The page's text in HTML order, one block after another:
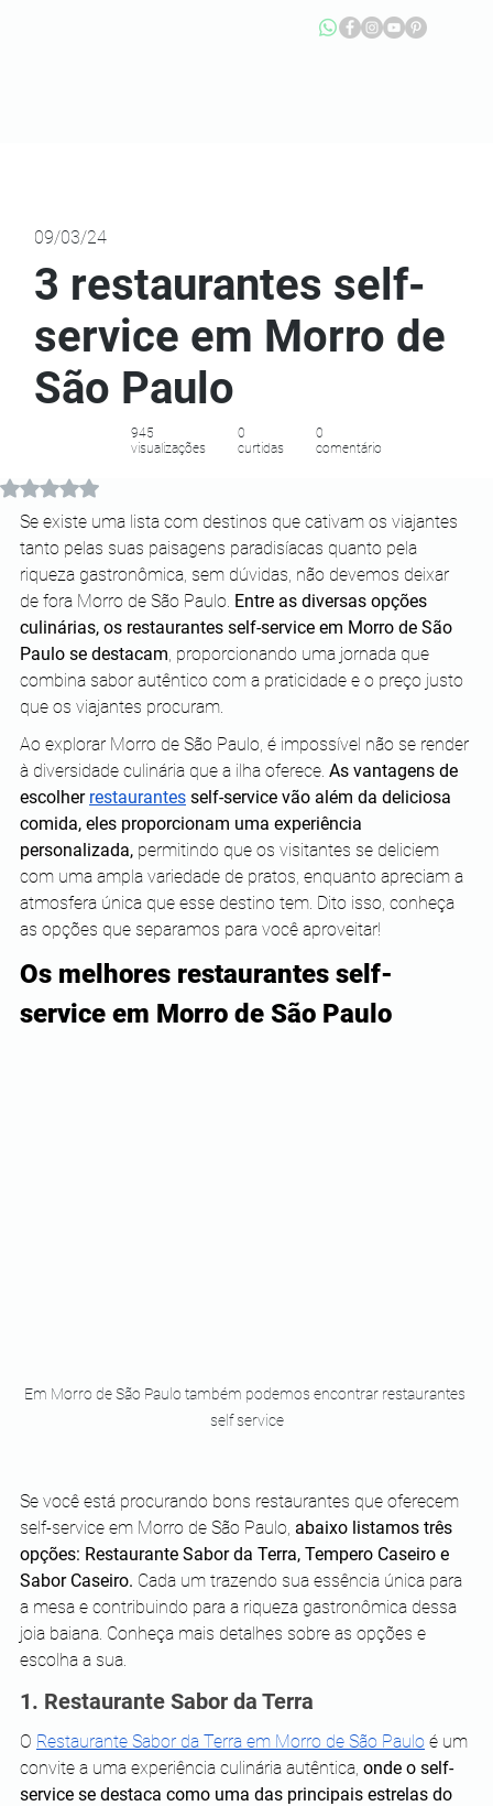
Avaliado com NaN de 5 estrelas.
Se existe uma lista com destinos que cativam os viajantes
tanto pelas suas paisagens paradisíacas quanto pela
riqueza gastronômica, sem dúvidas, não devemos deixar
de fora Morro de São Paulo. Entre as diversas opções
culinárias, os restaurantes self-service em Morro de São
Paulo se destacam, proporcionando uma jornada que
combina sabor autêntico com a praticidade e o preço justo
que os viajantes procuram.
Ao explorar Morro de São Paulo, é impossível não se render
à diversidade culinária que a ilha oferece. As vantagens de
escolher restaurantes self-service vão além da deliciosa
comida, eles proporcionam uma experiência
personalizada, permitindo que os visitantes se deliciem
com uma ampla variedade de pratos, enquanto apreciam a
atmosfera única que esse destino tem. Dito isso, conheça
as opções que separamos para você aproveitar!
Os melhores restaurantes self-
service em Morro de São Paulo
Em Morro de São Paulo também podemos encontrar restaurantes
self service
Se você está procurando bons restaurantes que oferecem
self-service em Morro de São Paulo, abaixo listamos três
opções: Restaurante Sabor da Terra, Tempero Caseiro e
Sabor Caseiro. Cada um trazendo sua essência única para
a mesa e contribuindo para a riqueza gastronômica dessa
joia baiana. Conheça mais detalhes sobre as opções e
escolha a sua.
1. Restaurante Sabor da Terra
O Restaurante Sabor da Terra em Morro de São Paulo é um
convite a uma experiência culinária autêntica, onde o self-
service se destaca como uma das principais estrelas do
945
visualizações
0
curtidas
0
comentário
3 restaurantes self-
service em Morro de
São Paulo
09/03/24